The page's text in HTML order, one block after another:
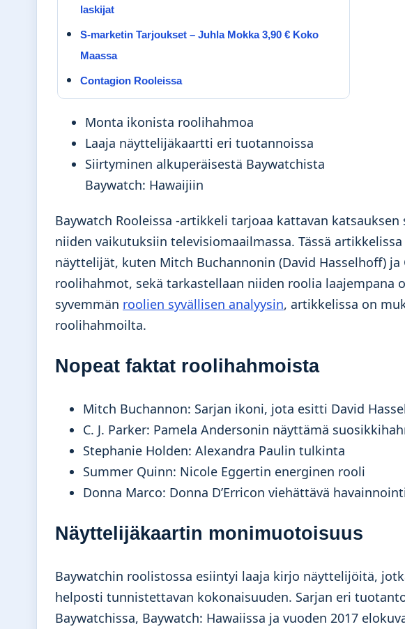
laskijat
S-marketin Tarjoukset – Juhla Mokka 3,90 € Koko
Maassa
Contagion Rooleissa
Monta ikonista roolihahmoa
Laaja näyttelijäkaartti eri tuotannoissa
Siirtyminen alkuperäisestä Baywatchista
Baywatch: Hawaijiin
Baywatch Rooleissa -artikkeli tarjoaa kattavan
niiden vaikutuksiin televisiomaailmassa. Tässä
näyttelijät, kuten Mitch Buchannonin (David Hasselhoff) ja
roolihahmot, sekä tarkastellaan niiden roolia laajempana
syvemmän roolien syvällisen analyysin, artikkelissa on
roolihahmoilta.
Nopeat faktat roolihahmoista
Mitch Buchannon: Sarjan ikoni, jota esitti David
C. J. Parker: Pamela Andersonin näyttämä
Stephanie Holden: Alexandra Paulin tulkinta
Summer Quinn: Nicole Eggertin energinen rooli
Donna Marco: Donna D’Erricon viehättävä
Näyttelijäkaartin monimuotoisuus
Baywatchin roolistossa esiintyi laaja kirjo näyttelijöitä,
helposti tunnistettavan kokonaisuuden. Sarjan eri
Baywatchissa, Baywatch: Hawaiissa ja vuoden 2017